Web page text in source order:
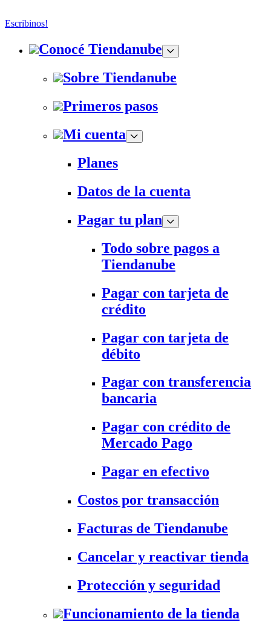
Escribinos!
Conocé Tiendanube
Sobre Tiendanube
Primeros pasos
Mi cuenta
Planes
Datos de la cuenta
Pagar tu plan
Todo sobre pagos a
Tiendanube
Pagar con tarjeta de
crédito
Pagar con tarjeta de
débito
Pagar con transferencia
bancaria
Pagar con crédito de
Mercado Pago
Pagar en efectivo
Costos por transacción
Facturas de Tiendanube
Cancelar y reactivar tienda
Protección y seguridad
Funcionamiento de la tienda